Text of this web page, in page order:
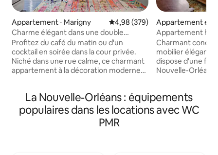
Appartement ⋅ Marigny Évaluation moyenne sur la
4,98 (379)
Charme élégant dans une double
shotgun des années 1890 avec cour
Profitez du café du matin ou d'un
cocktail en soirée dans la cour privée.
Niché dans une rue calme, ce charmant
appartement à la décoration moderne
manteaux de cheminée. Des touches
vintage et une cuisine lumineuse et
aérée ajoutent à la sensation
Appartement en
⋅ Lower Garden
Appartement
près des musées
Charmant condo
mobilier élégant
dispose d'une
Nouvelle-Orléans
d'œuvres d'art
sans aucun
revitaliser de
La Nouvelle-Orléans : équipements
populaires dans les locations avec WC
PMR